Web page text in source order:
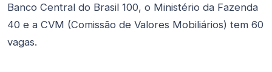
Banco Central do Brasil 100, o Ministério da Fazenda
40 e a CVM (Comissão de Valores Mobiliários) tem 60
vagas.